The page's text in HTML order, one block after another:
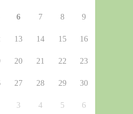
6 7 8 9
13 14 15 16
20 21 22 23
27 28 29 30
3 4 5 6